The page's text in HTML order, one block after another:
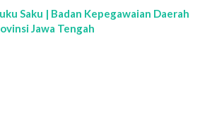
Saku | Badan Kepegawaian Daerah
Jawa Tengah